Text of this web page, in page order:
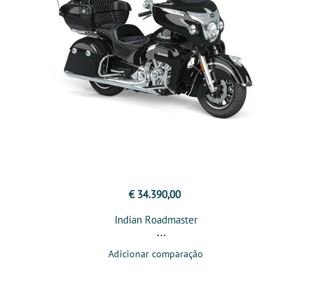
€ 34.390,00
Indian Roadmaster
Adicionar comparação